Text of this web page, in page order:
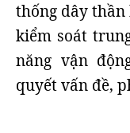
thống dây
kiểm soát
năng vận
quyết vấn đề,